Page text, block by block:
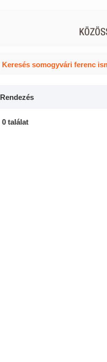
Keresés somogyvári ferenc
Rendezés
0 találat